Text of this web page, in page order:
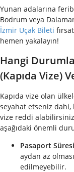
Yunan adalarına
Bodrum veya
İzmir Uçak Bileti
hemen yakalayın!
Hangi
(Kapıda Vize)
Kapıda vize olan
seyahat etseniz dahi,
vize reddi
aşağıdaki önemli
Pasaport
aydan az
edilmeyebilir.